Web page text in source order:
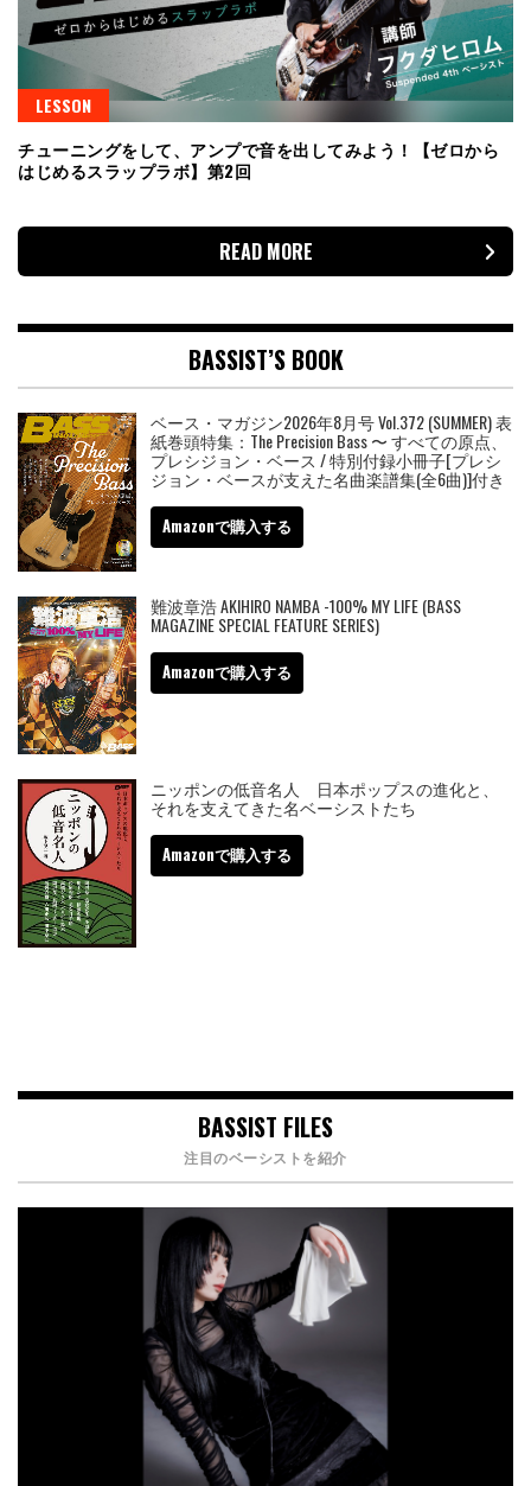
LESSON
チューニングをして、アンプで音を出してみよう！【ゼロから
はじめるスラップラボ】第2回
READ MORE
BASSIST’S BOOK
ベース・マガジン2026年8月号 Vol.372 (SUMMER) 表
紙巻頭特集：The Precision Bass 〜 すべての原点、
プレシジョン・ベース / 特別付録小冊子[プレシ
ジョン・ベースが支えた名曲楽譜集(全6曲)]付き
Amazonで購入する
難波章浩 AKIHIRO NAMBA -100% MY LIFE (BASS
MAGAZINE SPECIAL FEATURE SERIES)
Amazonで購入する
ニッポンの低音名人 日本ポップスの進化と、
それを支えてきた名ベーシストたち
Amazonで購入する
BASSIST FILES
注目のベーシストを紹介